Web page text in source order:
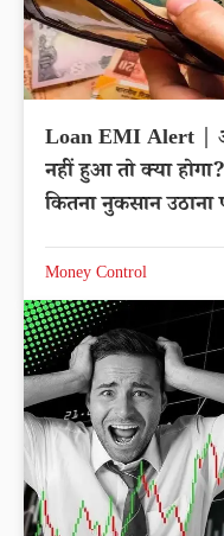
Loan EMI Alert |
नहीं हुआ तो क्या
कितना नुकसान उठाना
Money Control